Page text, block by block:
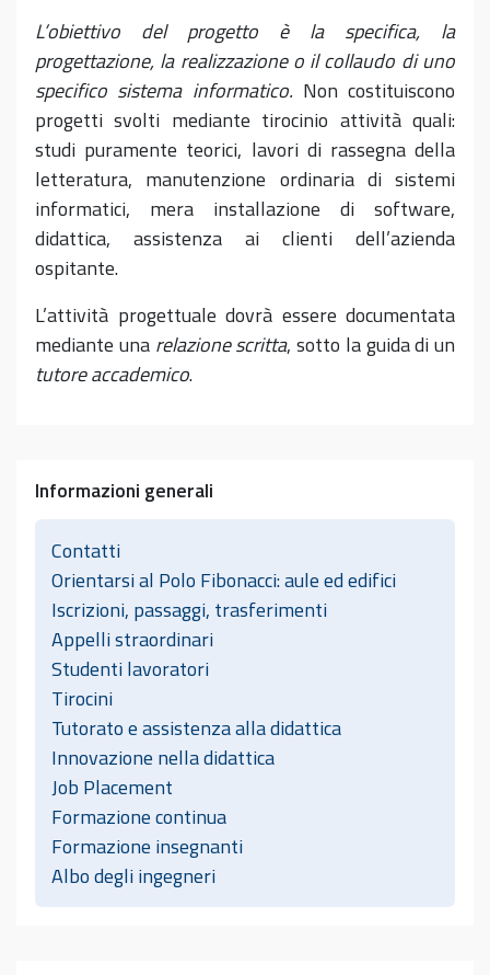
L’obiettivo del progetto è la specifica, la
progettazione, la realizzazione o il collaudo di uno
specifico sistema informatico. Non costituiscono
progetti svolti mediante tirocinio attività quali:
studi puramente teorici, lavori di rassegna della
letteratura, manutenzione ordinaria di sistemi
informatici, mera installazione di software,
didattica, assistenza ai clienti dell’azienda
ospitante.
L’attività progettuale dovrà essere documentata
mediante una relazione scritta, sotto la guida di un
tutore accademico.
Informazioni generali
Contatti
Orientarsi al Polo Fibonacci: aule ed edifici
Iscrizioni, passaggi, trasferimenti
Appelli straordinari
Studenti lavoratori
Tirocini
Tutorato e assistenza alla didattica
Innovazione nella didattica
Job Placement
Formazione continua
Formazione insegnanti
Albo degli ingegneri